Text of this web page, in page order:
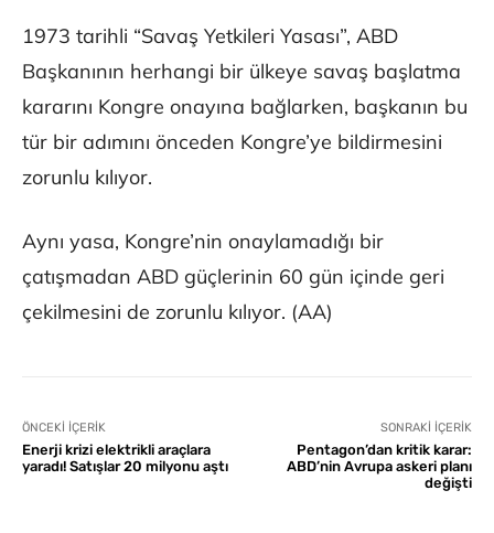
1973 tarihli “Savaş Yetkileri Yasası”, ABD
Başkanının herhangi bir ülkeye savaş başlatma
kararını Kongre onayına bağlarken, başkanın bu
tür bir adımını önceden Kongre’ye bildirmesini
zorunlu kılıyor.
Aynı yasa, Kongre’nin onaylamadığı bir
çatışmadan ABD güçlerinin 60 gün içinde geri
çekilmesini de zorunlu kılıyor. (AA)
ÖNCEKI İÇERIK
Enerji krizi elektrikli araçlara
yaradı! Satışlar 20 milyonu aştı
SONRAKI İÇERIK
Pentagon’dan kritik karar:
ABD’nin Avrupa askeri planı
değişti